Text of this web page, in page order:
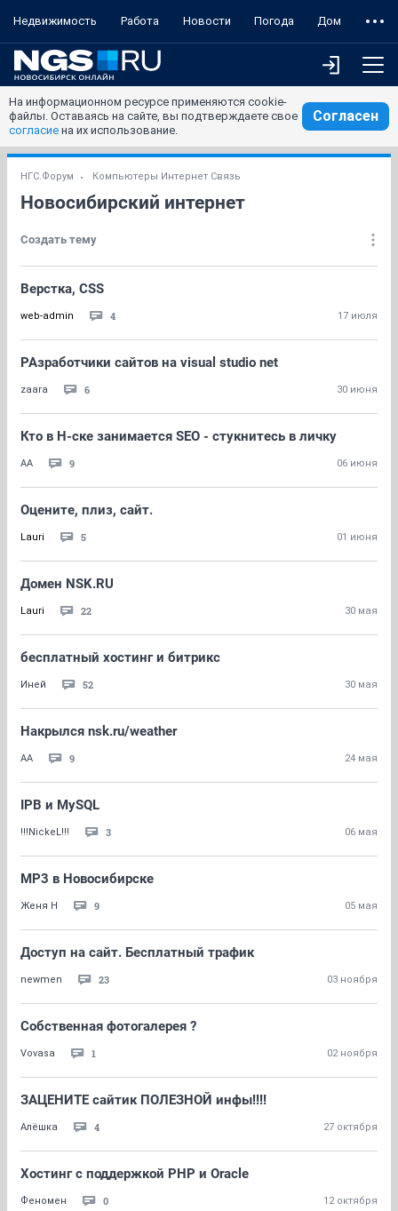
Недвижимость Работа Новости Погода Дом
На информационном ресурсе применяются cookie-
файлы. Оставаясь на сайте, вы подтверждаете свое
согласие на их использование.
Согласен
НГС.Форум Компьютеры Интернет Связь
Новосибирский интернет
Создать тему
Верстка, CSS
web-admin 4 17 июля
РАзработчики сайтов на visual studio net
zaara 6 30 июня
Кто в Н-ске занимается SEO - стукнитесь в личку
AA 9 06 июня
Оцените, плиз, сайт.
Lauri 5 01 июня
Домен NSK.RU
Lauri 22 30 мая
бесплатный хостинг и битрикс
Иней 52 30 мая
Накрылся nsk.ru/weather
AA 9 24 мая
IPB и MySQL
!!!NickeL!!! 3 06 мая
MP3 в Новосибирске
Женя Н 9 05 мая
Доступ на сайт. Бесплатный трафик
newmen 23 03 ноября
Собственная фотогалерея ?
Vovasa 1 02 ноября
ЗАЦЕНИТЕ сайтик ПОЛЕЗНОЙ инфы!!!!
Алёшка 4 27 октября
Хостинг с поддержкой PHP и Oracle
Феномен 0 12 октября